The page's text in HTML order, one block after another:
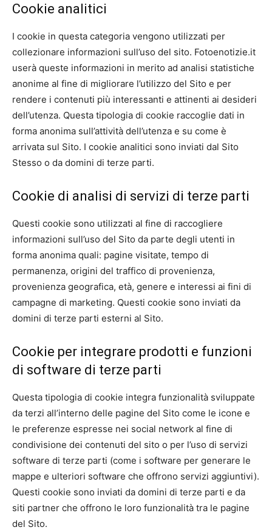
Cookie analitici
I cookie in questa categoria vengono utilizzati per
collezionare informazioni sull’uso del sito. Fotoenotizie.it
userà queste informazioni in merito ad analisi statistiche
anonime al fine di migliorare l’utilizzo del Sito e per
rendere i contenuti più interessanti e attinenti ai desideri
dell’utenza. Questa tipologia di cookie raccoglie dati in
forma anonima sull’attività dell’utenza e su come è
arrivata sul Sito. I cookie analitici sono inviati dal Sito
Stesso o da domini di terze parti.
Cookie di analisi di servizi di terze parti
Questi cookie sono utilizzati al fine di raccogliere
informazioni sull’uso del Sito da parte degli utenti in
forma anonima quali: pagine visitate, tempo di
permanenza, origini del traffico di provenienza,
provenienza geografica, età, genere e interessi ai fini di
campagne di marketing. Questi cookie sono inviati da
domini di terze parti esterni al Sito.
Cookie per integrare prodotti e funzioni
di software di terze parti
Questa tipologia di cookie integra funzionalità sviluppate
da terzi all’interno delle pagine del Sito come le icone e
le preferenze espresse nei social network al fine di
condivisione dei contenuti del sito o per l’uso di servizi
software di terze parti (come i software per generare le
mappe e ulteriori software che offrono servizi aggiuntivi).
Questi cookie sono inviati da domini di terze parti e da
siti partner che offrono le loro funzionalità tra le pagine
del Sito.